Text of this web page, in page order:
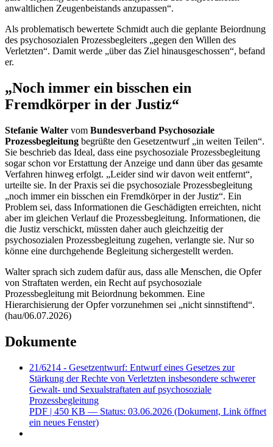
anwaltlichen Zeugenbeistands anzupassen“.
Als problematisch bewertete Schmidt auch die geplante Beiordnung
des psychosozialen Prozessbegleiters „gegen den Willen des
Verletzten“. Damit werde „über das Ziel hinausgeschossen“, befand
er.
„Noch immer ein bisschen ein
Fremdkörper in der Justiz“
Stefanie Walter vom Bundesverband Psychosoziale
Prozessbegleitung begrüßte den Gesetzentwurf „in weiten Teilen“.
Sie beschrieb das Ideal, dass eine psychosoziale Prozessbegleitung
sogar schon vor Erstattung der Anzeige und dann über das gesamte
Verfahren hinweg erfolgt. „Leider sind wir davon weit entfernt“,
urteilte sie. In der Praxis sei die psychosoziale Prozessbegleitung
„noch immer ein bisschen ein Fremdkörper in der Justiz“. Ein
Problem sei, dass Informationen die Geschädigten erreichten, nicht
aber im gleichen Verlauf die Prozessbegleitung. Informationen, die
die Justiz verschickt, müssten daher auch gleichzeitig der
psychosozialen Prozessbegleitung zugehen, verlangte sie. Nur so
könne eine durchgehende Begleitung sichergestellt werden.
Walter sprach sich zudem dafür aus, dass alle Menschen, die Opfer
von Straftaten werden, ein Recht auf psychosoziale
Prozessbegleitung mit Beiordnung bekommen. Eine
Hierarchisierung der Opfer vorzunehmen sei „nicht sinnstiftend“.
(hau/06.07.2026)
Dokumente
21/6214 - Gesetzentwurf: Entwurf eines Gesetzes zur
Stärkung der Rechte von Verletzten insbesondere schwerer
Gewalt- und Sexualstraftaten auf psychosoziale
Prozessbegleitung
PDF | 450 KB — Status: 03.06.2026 (Dokument, Link öffnet
ein neues Fenster)